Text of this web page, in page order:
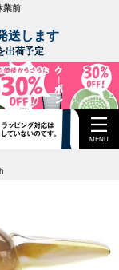
業前
送します
出荷予定
MENU